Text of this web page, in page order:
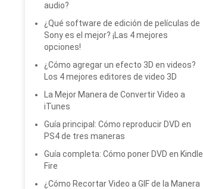
audio?
¿Qué software de edición de películas de
Sony es el mejor? ¡Las 4 mejores
opciones!
¿Cómo agregar un efecto 3D en videos?
Los 4 mejores editores de video 3D
La Mejor Manera de Convertir Video a
iTunes
Guía principal: Cómo reproducir DVD en
PS4 de tres maneras
Guía completa: Cómo poner DVD en Kindle
Fire
¿Cómo Recortar Video a GIF de la Manera